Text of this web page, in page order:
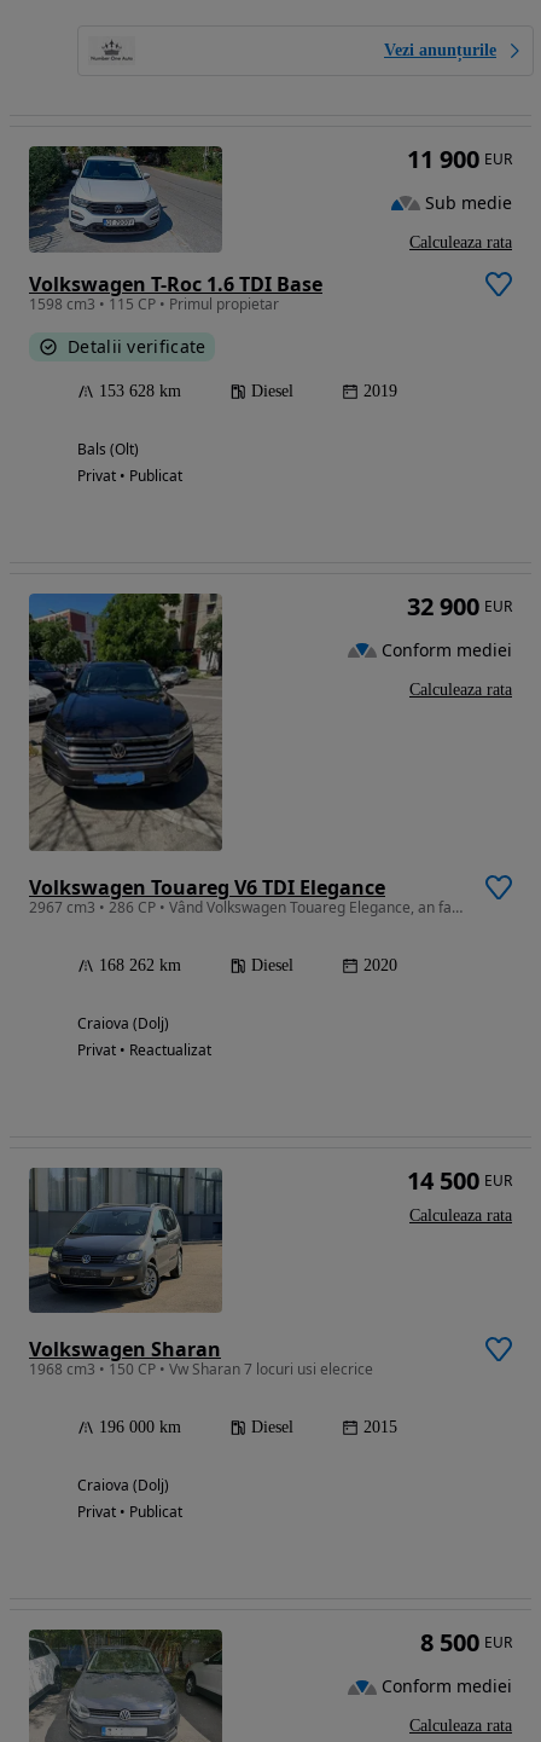
Vezi anunțurile
Volkswagen T-Roc 1.6 TDI Base
1598 cm3 • 115 CP • Primul propietar
Detalii verificate
153 628 km Diesel 2019
Bals (Olt)
Privat • Publicat
11 900 EUR
Sub medie
Calculeaza rata
Volkswagen Touareg V6 TDI Elegance
2967 cm3 • 286 CP • Vând Volkswagen Touareg Elegance, an fabricație 2020, motorizare 3.0 V
168 262 km Diesel 2020
Craiova (Dolj)
Privat • Reactualizat
32 900 EUR
Conform mediei
Calculeaza rata
Volkswagen Sharan
1968 cm3 • 150 CP • Vw Sharan 7 locuri usi elecrice
196 000 km Diesel 2015
Craiova (Dolj)
Privat • Publicat
14 500 EUR
Calculeaza rata
8 500 EUR
Conform mediei
Calculeaza rata